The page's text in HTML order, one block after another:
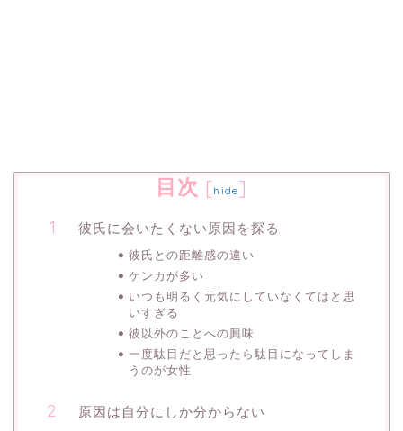
目次 [hide]
彼氏に会いたくない原因を探る
彼氏との距離感の違い
ケンカが多い
いつも明るく元気にしていなくてはと思
いすぎる
彼以外のことへの興味
一度駄目だと思ったら駄目になってしま
うのが女性
原因は自分にしか分からない